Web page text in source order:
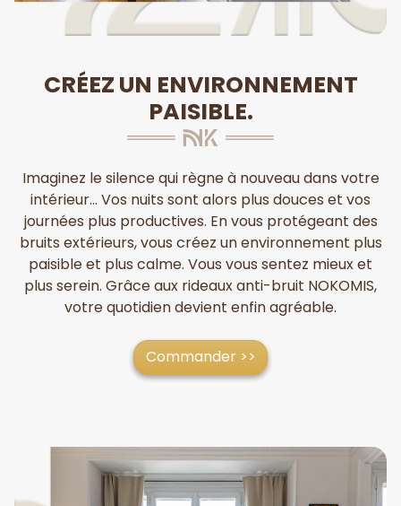
CRÉEZ UN ENVIRONNEMENT
PAISIBLE.
Imaginez le silence qui règne à nouveau dans votre
intérieur... Vos nuits sont alors plus douces et vos
journées plus productives. En vous protégeant des
bruits extérieurs, vous créez un environnement plus
paisible et plus calme. Vous vous sentez mieux et
plus serein. Grâce aux rideaux anti-bruit NOKOMIS,
votre quotidien devient enfin agréable.
Commander >>